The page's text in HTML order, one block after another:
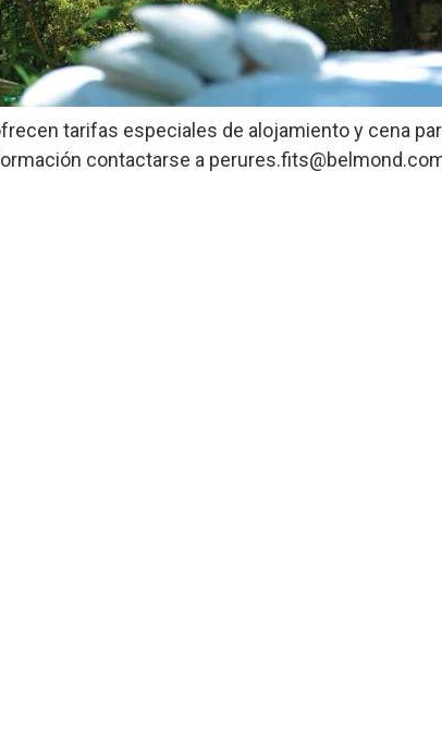
tarifas especiales de alojamiento y cena
contactarse a